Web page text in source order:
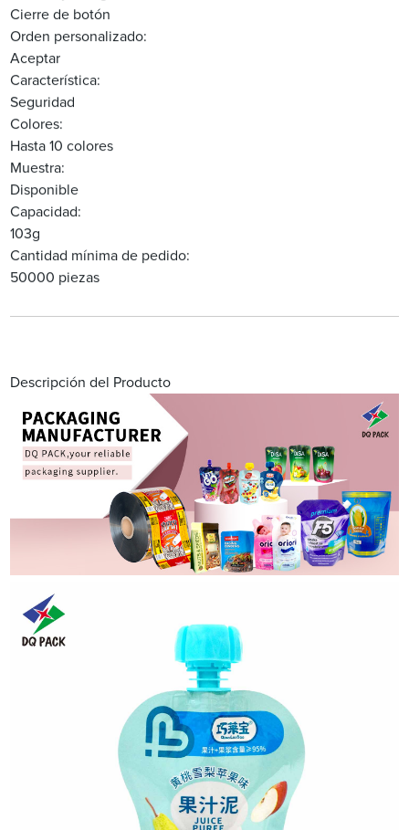
Cierre de botón
Orden personalizado:
Aceptar
Característica:
Seguridad
Colores:
Hasta 10 colores
Muestra:
Disponible
Capacidad:
103g
Cantidad mínima de pedido:
50000 piezas
Descripción del Producto